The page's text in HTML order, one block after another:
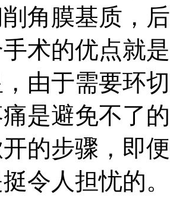
角膜基质，
术的优点就
由于需要环
是避免不了
的步骤，即
令人担忧的。